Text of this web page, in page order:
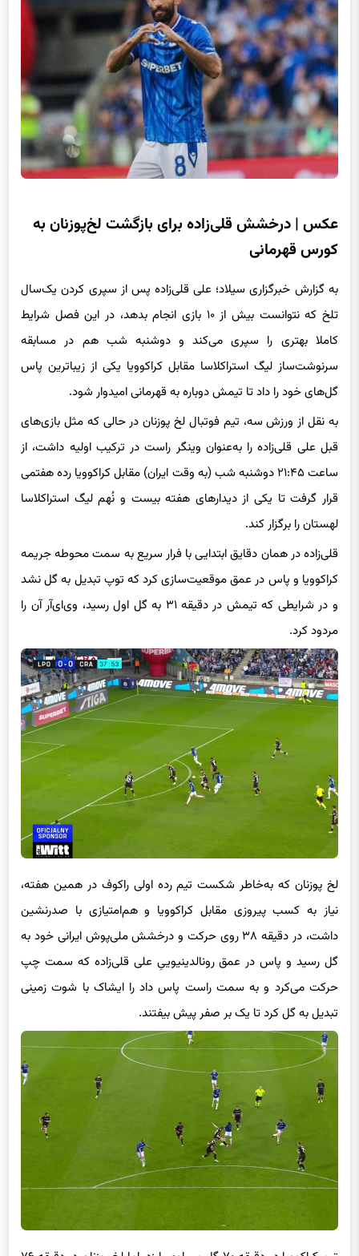
عکس | درخشش قلی‌زاده برای بازگشت لخ‌پوزنان به
کورس قهرمانی
به گزارش خبرگزاری سیلاد؛ علی قلی‌زاده پس از سپری کردن یک‌سال
تلخ که نتوانست بیش از ۱۰ بازی انجام بدهد، در این فصل شرایط
کاملا بهتری را سپری می‌کند و دوشنبه شب هم در مسابقه
سرنوشت‌ساز لیگ استراکلاسا مقابل کراکوویا یکی از زیباترین پاس
گل‌های خود را داد تا تیمش دوباره به قهرمانی امیدوار شود.
به نقل از ورزش سه، تیم فوتبال لخ پوزنان در حالی که مثل بازی‌های
قبل علی قلی‌زاده را به‌عنوان وینگر راست در ترکیب اولیه داشت، از
ساعت ۲۱:۴۵ دوشنبه شب (به وقت ایران) مقابل کراکوویا رده هفتمی
قرار گرفت تا یکی از دیدارهای هفته بیست و نُهم لیگ استراکلاسا
لهستان را برگزار کند.
قلی‌زاده در همان دقایق ابتدایی با فرار سریع به سمت محوطه جریمه
کراکوویا و پاس در عمق موقعیت‌سازی کرد که توپ تبدیل به گل نشد
و در شرایطی که تیمش در دقیقه ۳۱ به گل اول رسید، وی‌ای‌آر آن را
مردود کرد.
لخ پوزنان که به‌خاطر شکست تیم رده اولی راکوف در همین هفته،
نیاز به کسب پیروزی مقابل کراکوویا و هم‌امتیازی با صدرنشین
داشت، در دقیقه ۳۸ روی حرکت و درخشش ملی‌پوش ایرانی خود به
گل رسید و پاس در عمق رونالدینیوییِ علی قلی‌زاده که سمت چپ
حرکت می‌کرد و به سمت راست پاس داد را ایشاک با شوت زمینی
تبدیل به گل کرد تا یک بر صفر پیش بیفتند.